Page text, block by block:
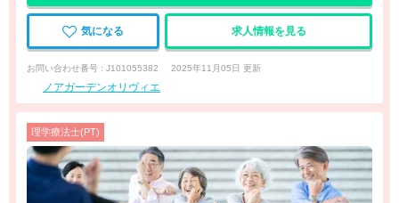
気になる 求人情報を見る
お問い合わせ番号 : J101055382 2025年11月05日 更新
ノアガーデンオリヴィエ
理学療法士(PT)